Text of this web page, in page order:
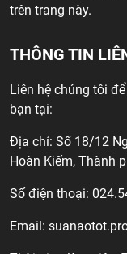
trên trang này.
THÔNG TIN
Liên hệ chúng tôi
bạn tại:
Địa chỉ: Số 18/12
Hoàn Kiếm, Thành
Số điện thoại:
Email: